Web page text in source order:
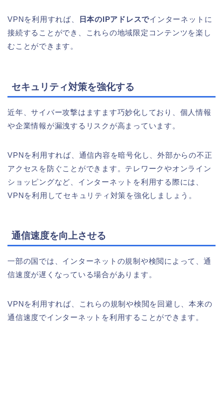
VPNを利用すれば、 日本のIPアドレスでインターネットに
接続することができ、これらの地域限定コンテンツを楽し
むことができます。
セキュリティ対策を強化する
近年、サイバー攻撃はますます巧妙化しており、個人情報
や企業情報が漏洩するリスクが高まっています。
VPNを利用すれば、通信内容を暗号化し、外部からの不正
アクセスを防ぐことができます。テレワークやオンライン
ショッピングなど、インターネットを利用する際には、
VPNを利用してセキュリティ対策を強化しましょう。
通信速度を向上させる
一部の国では、インターネットの規制や検閲によって、通
信速度が遅くなっている場合があります。
VPNを利用すれば、これらの規制や検閲を回避し、本来の
通信速度でインターネットを利用することができます。